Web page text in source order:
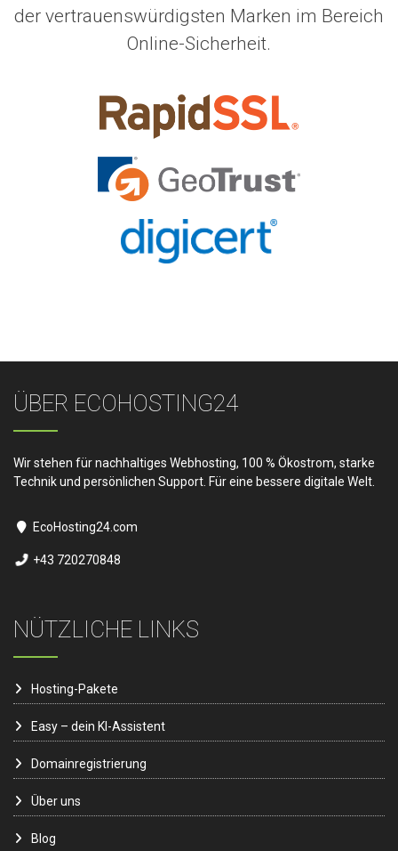
der vertrauenswürdigsten Marken im Bereich
Online-Sicherheit.
ÜBER ECOHOSTING24
Wir stehen für nachhaltiges Webhosting, 100 % Ökostrom, starke
Technik und persönlichen Support. Für eine bessere digitale Welt.
EcoHosting24.com
+43 720270848
NÜTZLICHE LINKS
Hosting-Pakete
Easy – dein KI-Assistent
Domainregistrierung
Über uns
Blog